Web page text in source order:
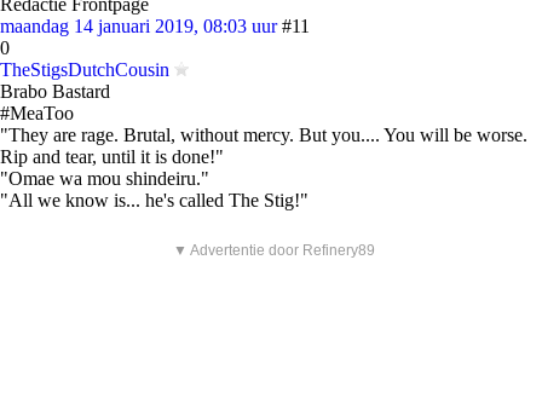
Redactie Frontpage
maandag 14 januari 2019, 08:03 uur #11
0
TheStigsDutchCousin
Brabo Bastard
#MeaToo
"They are rage. Brutal, without mercy. But you.... You will be worse.
Rip and tear, until it is done!"
"Omae wa mou shindeiru."
"All we know is... he's called The Stig!"
▼ Advertentie door Refinery89